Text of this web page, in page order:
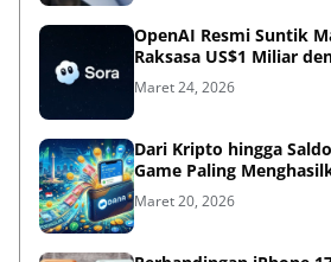
OpenAI Resmi Suntik
Raksasa US$1 Miliar
Maret 24, 2026
Dari Kripto hingga
Game Paling
Maret 20, 2026